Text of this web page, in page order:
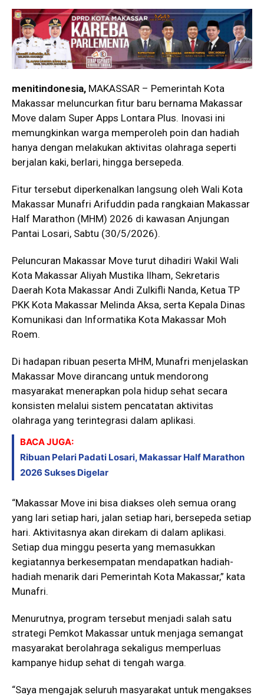
menitindonesia, MAKASSAR – Pemerintah Kota
Makassar meluncurkan fitur baru bernama Makassar
Move dalam Super Apps Lontara Plus. Inovasi ini
memungkinkan warga memperoleh poin dan hadiah
hanya dengan melakukan aktivitas olahraga seperti
berjalan kaki, berlari, hingga bersepeda.
Fitur tersebut diperkenalkan langsung oleh Wali Kota
Makassar Munafri Arifuddin pada rangkaian Makassar
Half Marathon (MHM) 2026 di kawasan Anjungan
Pantai Losari, Sabtu (30/5/2026).
Peluncuran Makassar Move turut dihadiri Wakil Wali
Kota Makassar Aliyah Mustika Ilham, Sekretaris
Daerah Kota Makassar Andi Zulkifli Nanda, Ketua TP
PKK Kota Makassar Melinda Aksa, serta Kepala Dinas
Komunikasi dan Informatika Kota Makassar Moh
Roem.
Di hadapan ribuan peserta MHM, Munafri menjelaskan
Makassar Move dirancang untuk mendorong
masyarakat menerapkan pola hidup sehat secara
konsisten melalui sistem pencatatan aktivitas
olahraga yang terintegrasi dalam aplikasi.
BACA JUGA:
Ribuan Pelari Padati Losari, Makassar Half Marathon
2026 Sukses Digelar
“Makassar Move ini bisa diakses oleh semua orang
yang lari setiap hari, jalan setiap hari, bersepeda setiap
hari. Aktivitasnya akan direkam di dalam aplikasi.
Setiap dua minggu peserta yang memasukkan
kegiatannya berkesempatan mendapatkan hadiah-
hadiah menarik dari Pemerintah Kota Makassar,” kata
Munafri.
Menurutnya, program tersebut menjadi salah satu
strategi Pemkot Makassar untuk menjaga semangat
masyarakat berolahraga sekaligus memperluas
kampanye hidup sehat di tengah warga.
“Saya mengajak seluruh masyarakat untuk mengakses